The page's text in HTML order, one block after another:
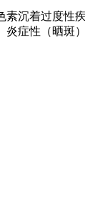
沉着过度性
症性（晒斑